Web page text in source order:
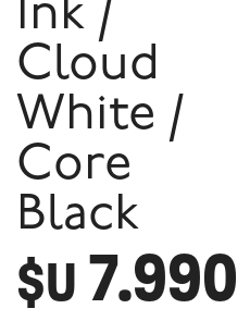
Ink /
Cloud
White /
Core
Black
$U 7.990